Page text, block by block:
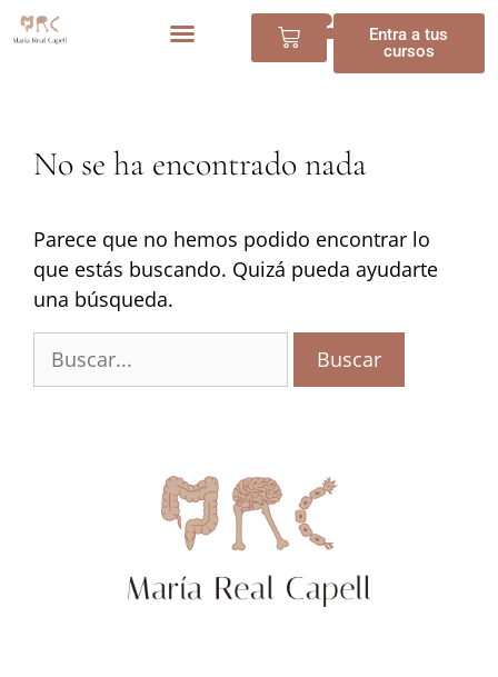
Entra a tus
cursos
No se ha encontrado nada
Parece que no hemos podido encontrar lo
que estás buscando. Quizá pueda ayudarte
una búsqueda.